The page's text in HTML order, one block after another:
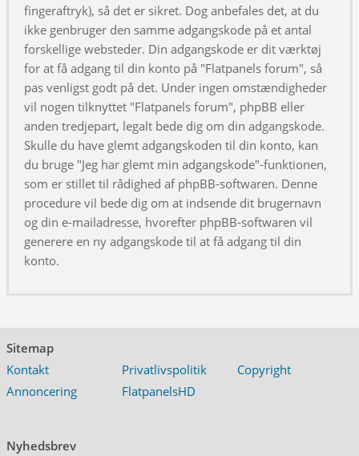
fingeraftryk), så det er sikret. Dog anbefales det, at du
ikke genbruger den samme adgangskode på et antal
forskellige websteder. Din adgangskode er dit værktøj
for at få adgang til din konto på "Flatpanels forum", så
pas venligst godt på det. Under ingen omstændigheder
vil nogen tilknyttet "Flatpanels forum", phpBB eller
anden tredjepart, legalt bede dig om din adgangskode.
Skulle du have glemt adgangskoden til din konto, kan
du bruge "Jeg har glemt min adgangskode"-funktionen,
som er stillet til rådighed af phpBB-softwaren. Denne
procedure vil bede dig om at indsende dit brugernavn
og din e-mailadresse, hvorefter phpBB-softwaren vil
generere en ny adgangskode til at få adgang til din
konto.
Sitemap
Kontakt
Privatlivspolitik
Copyright
Annoncering
FlatpanelsHD
Nyhedsbrev